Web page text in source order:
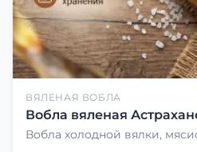
ВЯЛЕНАЯ ВОБЛА
Вобла вяленая
Вобла холодной вялки,